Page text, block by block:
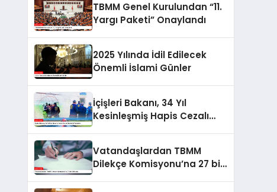
TBMM Genel Kurulundan “11.
Yargı Paketi” Onaylandı
2025 Yılında İdil Edilecek
Önemli İslami Günler
İçişleri Bakanı, 34 Yıl
Kesinleşmiş Hapis Cezalı
Vatandaşlardan TBMM
Dilekçe Komisyonu’na 27 bin